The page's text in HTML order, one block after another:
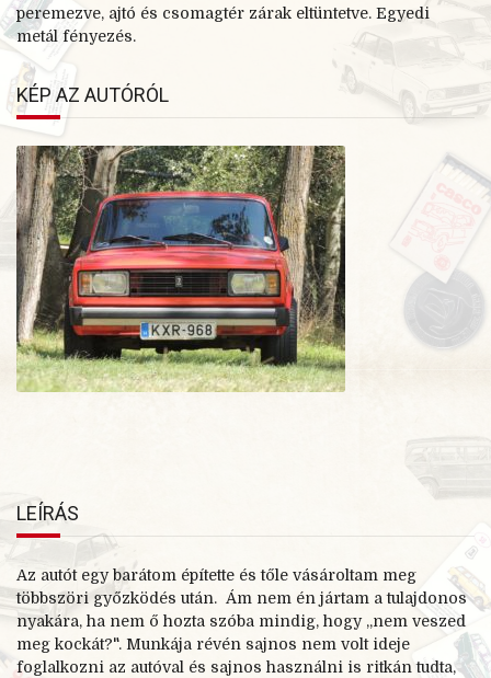
peremezve, ajtó és csomagtér zárak eltüntetve. Egyedi
metál fényezés.
KÉP AZ AUTÓRÓL
LEÍRÁS
Az autót egy barátom építette és tőle vásároltam meg
többszöri győzködés után. Ám nem én jártam a tulajdonos
nyakára, ha nem ő hozta szóba mindig, hogy ,,nem veszed
meg kockát?". Munkája révén sajnos nem volt ideje
foglalkozni az autóval és sajnos használni is ritkán tudta,